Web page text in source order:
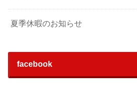
夏季休暇のお知らせ
facebook